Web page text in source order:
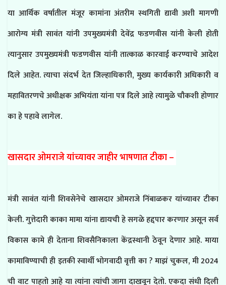
या आर्थिक वर्षातील मंजूर कामांना अंतरीम स्थगिती द्यावी अशी मागणी
आरोग्य मंत्री सावंत यांनी उपमुख्यमंत्री देवेंद्र फडणवीस यांनी केली होती
त्यानुसार उपमुख्यमंत्री फडणवीस यांनी तात्काळ कारवाई करण्याचे आदेश
दिले आहेत. त्याचा संदर्भ देत जिल्हाधिकारी, मुख्य कार्यकारी अधिकारी व
महावितरणचे अधीक्षक अभियंता यांना पत्र दिले आहे त्यामुळे चौकशी होणार
का हे पहावे लागेल.
खासदार ओमराजे यांच्यावर जाहीर भाषणात टीका –
मंत्री सावंत यांनी शिवसेनेचे खासदार ओमराजे निंबाळकर यांच्यावर टीका
केली. गुत्तेदारी काका मामा यांना द्यायची हे सगळे हद्दपार करणार असून सर्व
विकास कामे ही देताना शिवसैनिकाला केंद्रस्थानी ठेवून देणार आहे. माया
कामाविण्याची ही इतकी स्वार्थी भोगवादी वृत्ती का ? माझं चुकल, मी 2024
ची वाट पाहतो आहे या त्यांना त्यांची जागा दाखवून देतो. एकदा संधी दिली